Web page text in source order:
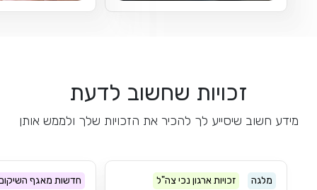
זכויות שחשוב לדעת
מידע חשוב שיסייע לך להכיר את הזכויות שלך ולממש אותן
מלגה זכויות ארגון נכי צה"ל חדשות מאגף